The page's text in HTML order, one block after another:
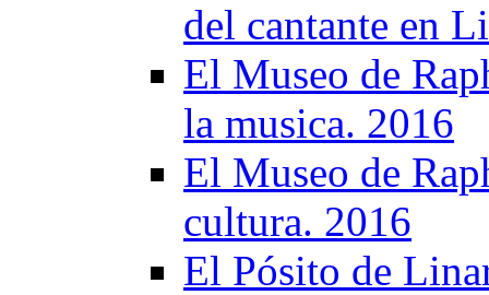
del cantante en
El Museo de
la musica. 2016
El Museo de
cultura. 2016
El Pósito de